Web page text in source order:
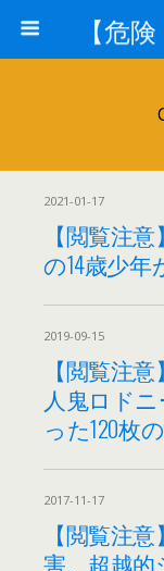
2021-01-17
【閲覧注
の14歳少年
2019-09-15
【閲覧注
人鬼ロド
った120枚
2017-11-17
【閲覧注
害、超越